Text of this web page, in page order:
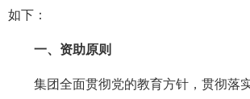
如下：
一、资助原则
集团全面贯彻党的教育方针，贯彻落